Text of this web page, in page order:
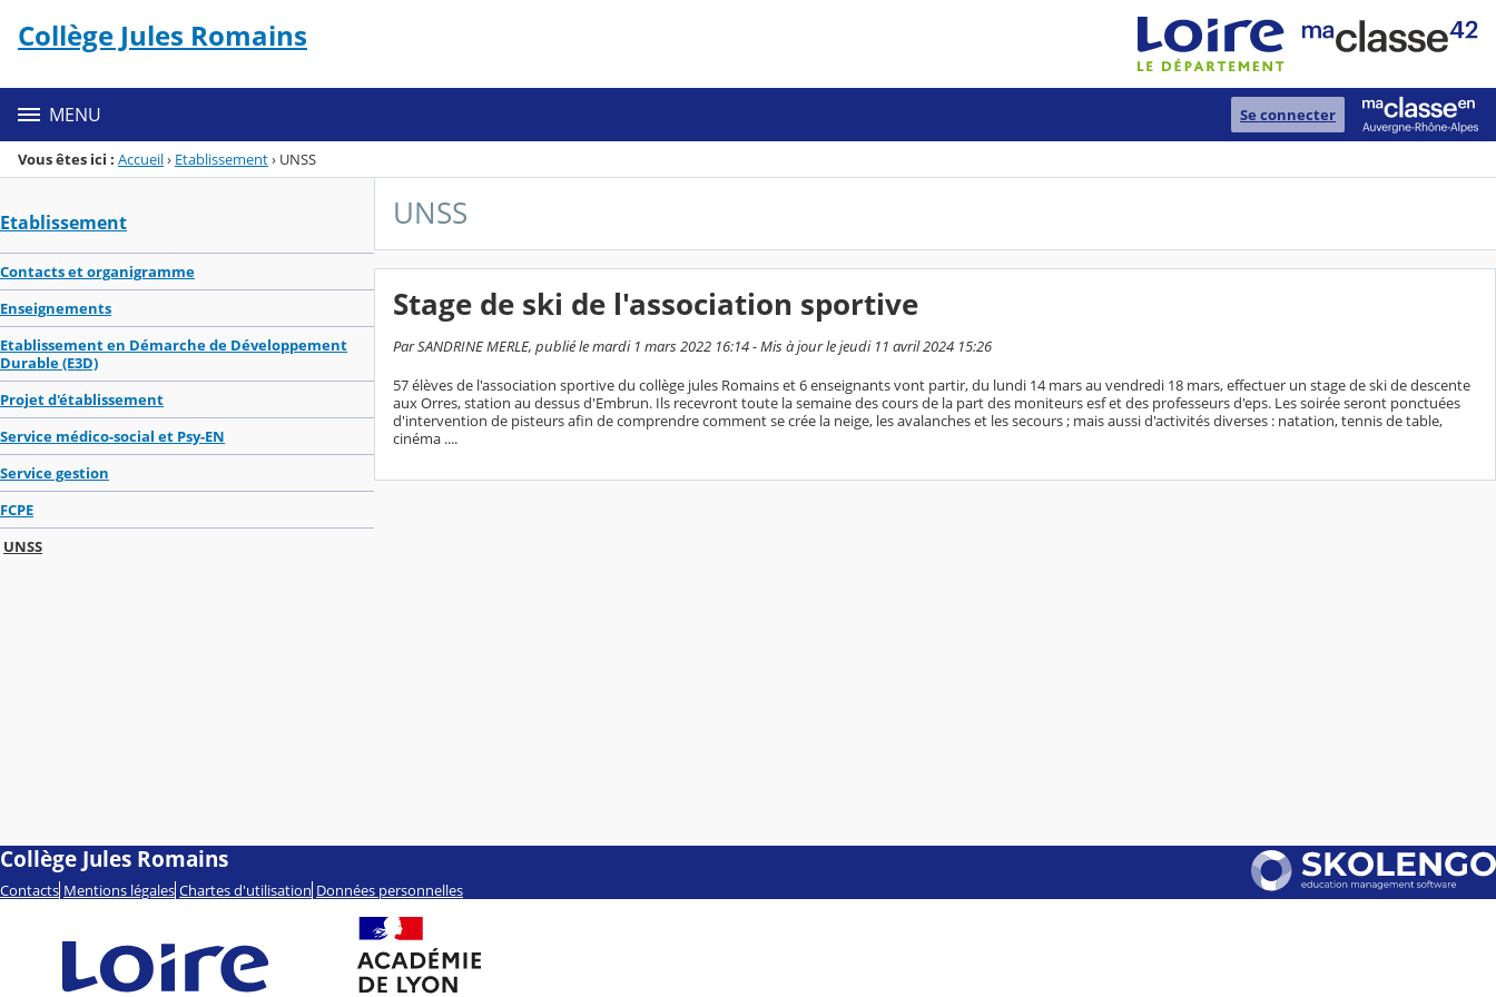
Menu de la rubrique
Contenu
Collège Jules Romains
MENU Se connecter
Vous êtes ici : Accueil› Etablissement› UNSS
Etablissement
Contacts et organigramme
Enseignements
Etablissement en Démarche de Développement
Durable (E3D)
Projet d'établissement
Service médico-social et Psy-EN
Service gestion
FCPE
UNSS
UNSS
Stage de ski de l'association sportive
Par SANDRINE MERLE, publié le mardi 1 mars 2022 16:14 - Mis à jour le jeudi 11 avril 2024 15:26
57 élèves de l'association sportive du collège jules Romains et 6 enseignants vont partir, du lundi 14 mars au vendredi 18 mars, effectuer un stage de ski de descente
aux Orres, station au dessus d'Embrun. Ils recevront toute la semaine des cours de la part des moniteurs esf et des professeurs d'eps. Les soirée seront ponctuées
d'intervention de pisteurs afin de comprendre comment se crée la neige, les avalanches et les secours ; mais aussi d'activités diverses : natation, tennis de table,
cinéma ....
Collège Jules Romains
Contacts Mentions légales Chartes d'utilisation Données personnelles